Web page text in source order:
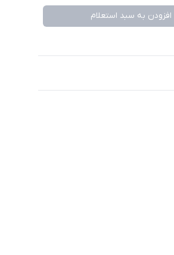
افزودن به سبد استعلام